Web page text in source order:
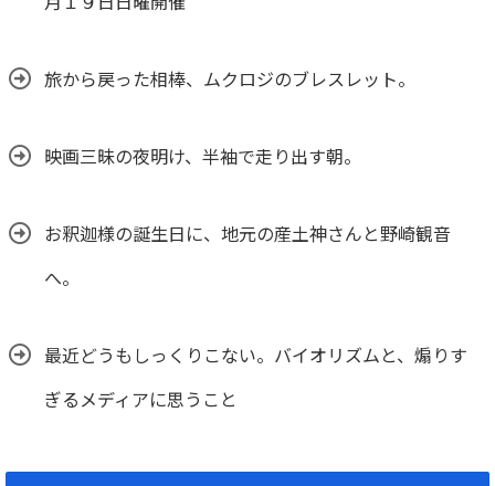
旅から戻った相棒、ムクロジのブレスレット。
映画三昧の夜明け、半袖で走り出す朝。
お釈迦様の誕生日に、地元の産土神さんと野崎観音
へ。
最近どうもしっくりこない。バイオリズムと、煽りす
ぎるメディアに思うこと